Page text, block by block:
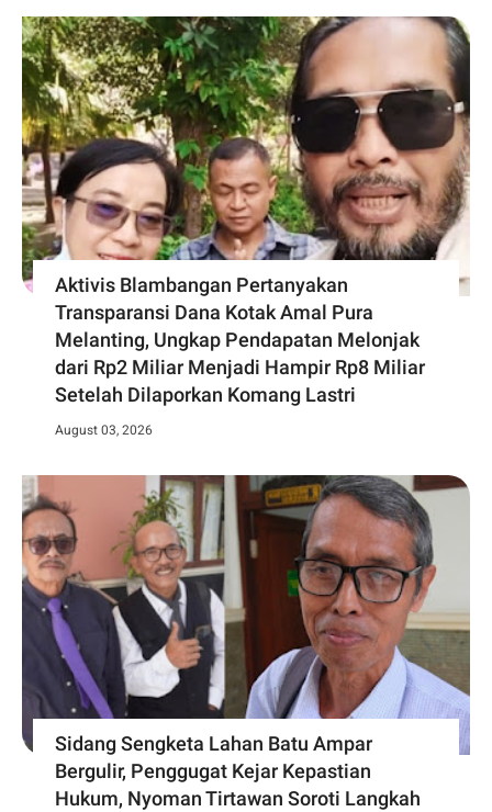
Aktivis Blambangan Pertanyakan
Transparansi Dana Kotak Amal Pura
Melanting, Ungkap Pendapatan Melonjak
dari Rp2 Miliar Menjadi Hampir Rp8 Miliar
Setelah Dilaporkan Komang Lastri
August 03, 2026
Sidang Sengketa Lahan Batu Ampar
Bergulir, Penggugat Kejar Kepastian
Hukum, Nyoman Tirtawan Soroti Langkah